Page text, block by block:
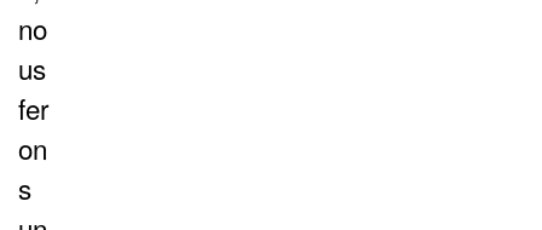
no
us
fer
on
s